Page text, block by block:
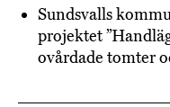
Sundsvalls
projektet
ovårdade tomter